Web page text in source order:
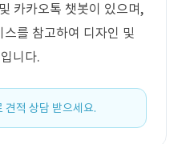
카카오톡 챗봇이 있으며,
를 참고하여 디자인 및
니다.
견적 상담 받으세요.